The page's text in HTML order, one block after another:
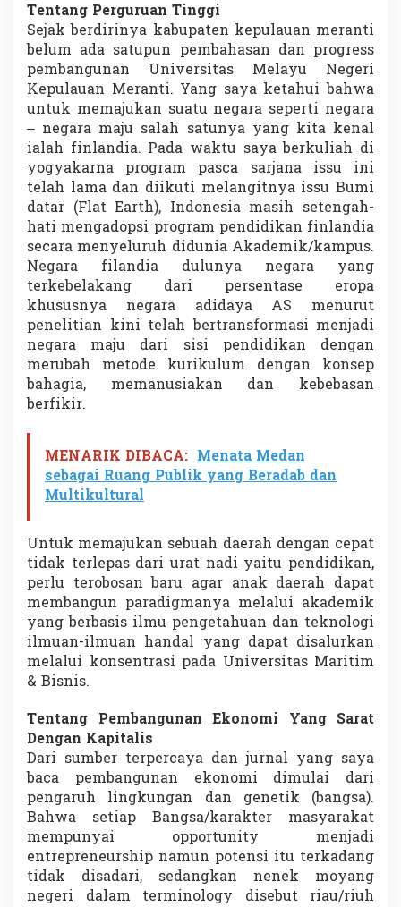
Tentang Perguruan Tinggi
Sejak berdirinya kabupaten kepulauan meranti
belum ada satupun pembahasan dan progress
pembangunan Universitas Melayu Negeri
Kepulauan Meranti. Yang saya ketahui bahwa
untuk memajukan suatu negara seperti negara
– negara maju salah satunya yang kita kenal
ialah finlandia. Pada waktu saya berkuliah di
yogyakarna program pasca sarjana issu ini
telah lama dan diikuti melangitnya issu Bumi
datar (Flat Earth), Indonesia masih setengah-
hati mengadopsi program pendidikan finlandia
secara menyeluruh didunia Akademik/kampus.
Negara filandia dulunya negara yang
terkebelakang dari persentase eropa
khususnya negara adidaya AS menurut
penelitian kini telah bertransformasi menjadi
negara maju dari sisi pendidikan dengan
merubah metode kurikulum dengan konsep
bahagia, memanusiakan dan kebebasan
berfikir.
MENARIK DIBACA: Menata Medan
sebagai Ruang Publik yang Beradab dan
Multikultural
Untuk memajukan sebuah daerah dengan cepat
tidak terlepas dari urat nadi yaitu pendidikan,
perlu terobosan baru agar anak daerah dapat
membangun paradigmanya melalui akademik
yang berbasis ilmu pengetahuan dan teknologi
ilmuan-ilmuan handal yang dapat disalurkan
melalui konsentrasi pada Universitas Maritim
& Bisnis.
Tentang Pembangunan Ekonomi Yang Sarat
Dengan Kapitalis
Dari sumber terpercaya dan jurnal yang saya
baca pembangunan ekonomi dimulai dari
pengaruh lingkungan dan genetik (bangsa).
Bahwa setiap Bangsa/karakter masyarakat
mempunyai opportunity menjadi
entrepreneurship namun potensi itu terkadang
tidak disadari, sedangkan nenek moyang
negeri dalam terminology disebut riau/riuh